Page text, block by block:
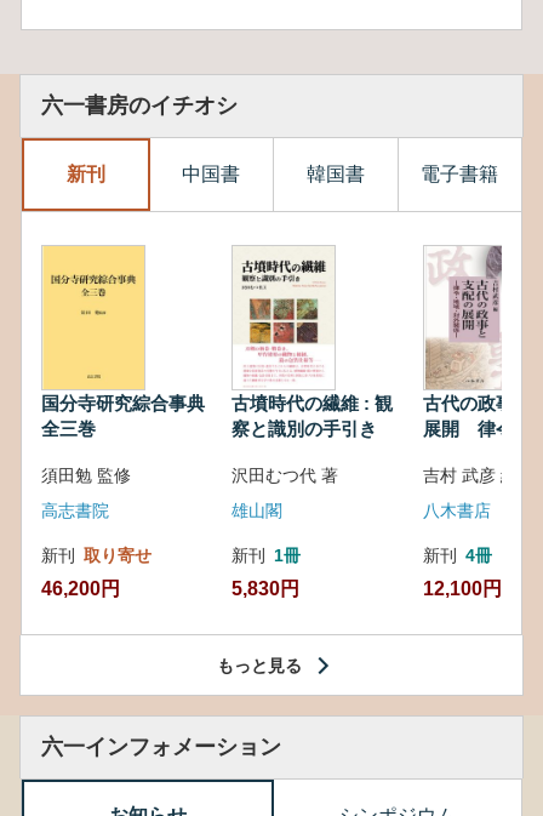
六一書房のイチオシ
新刊 中国書 韓国書 電子書籍
国分寺研究綜合事典
全三巻
須田勉 監修
高志書院
新刊 取り寄せ
46,200円
古墳時代の繊維 : 観
察と識別の手引き
沢田むつ代 著
雄山閣
新刊 1冊
5,830円
古代の政事と
展開 律令・
吉村 武彦 編集
八木書店
新刊 4冊
12,100円
もっと見る
六一インフォメーション